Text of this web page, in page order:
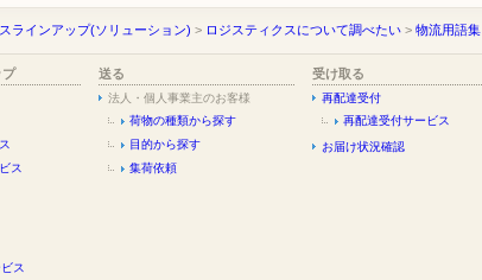
ラインアップ(ソリューション) > ロジスティクスについて調べたい > 物流用語集
プ
ス
ス
送る
法人・個人事業主のお客様
荷物の種類から探す
目的から探す
集荷依頼
受け取る
再配達受付
再配達受付サービス
お届け状況確認